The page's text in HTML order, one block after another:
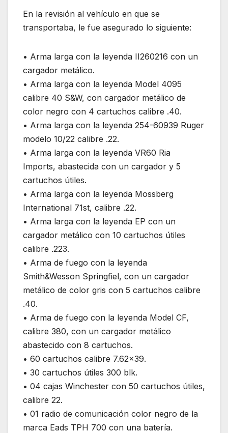
En la revisión al vehículo en que se
transportaba, le fue asegurado lo siguiente:
• Arma larga con la leyenda II260216 con un
cargador metálico.
• Arma larga con la leyenda Model 4095
calibre 40 S&W, con cargador metálico de
color negro con 4 cartuchos calibre .40.
• Arma larga con la leyenda 254-60939 Ruger
modelo 10/22 calibre .22.
• Arma larga con la leyenda VR60 Ria
Imports, abastecida con un cargador y 5
cartuchos útiles.
• Arma larga con la leyenda Mossberg
International 71st, calibre .22.
• Arma larga con la leyenda EP con un
cargador metálico con 10 cartuchos útiles
calibre .223.
• Arma de fuego con la leyenda
Smith&Wesson Springfiel, con un cargador
metálico de color gris con 5 cartuchos calibre
.40.
• Arma de fuego con la leyenda Model CF,
calibre 380, con un cargador metálico
abastecido con 8 cartuchos.
• 60 cartuchos calibre 7.62×39.
• 30 cartuchos útiles 300 blk.
• 04 cajas Winchester con 50 cartuchos útiles,
calibre 22.
• 01 radio de comunicación color negro de la
marca Eads TPH 700 con una batería.